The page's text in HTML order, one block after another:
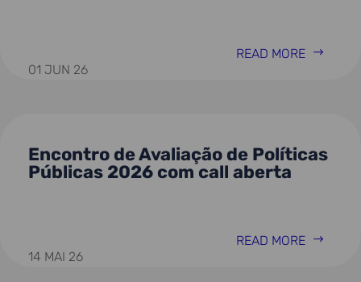
01 JUN 26
READ MORE
Encontro de Avaliação de Políticas
Públicas 2026 com call aberta
14 MAI 26
READ MORE